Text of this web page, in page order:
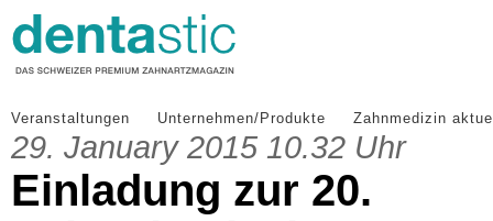
Veranstaltungen Unternehmen/Produkte Zahnmedizin
29. January 2015 10.32 Uhr
Einladung zur 20.